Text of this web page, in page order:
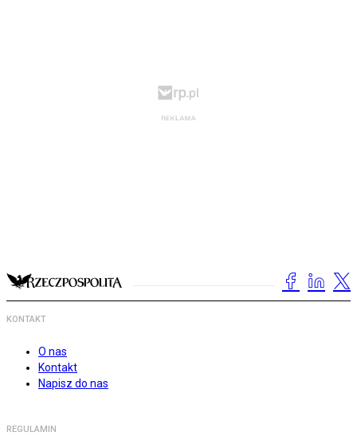
KONTAKT
O nas
Kontakt
Napisz do nas
REGULAMIN